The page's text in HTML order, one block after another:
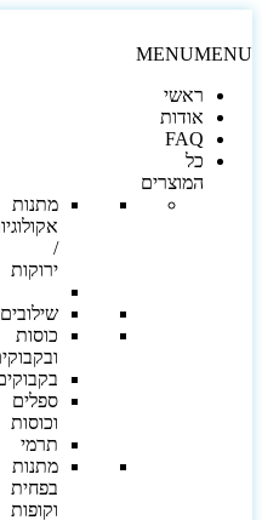
MENU
ראשי
אודות
FAQ
כל
המוצרים
מתנות
אקולוגיות
ירוקות
שילובים
כוסות
ובקבוקים
בקבוקים
ספלים
וכוסות
תרמי
מתנות
בפחית
וקופות